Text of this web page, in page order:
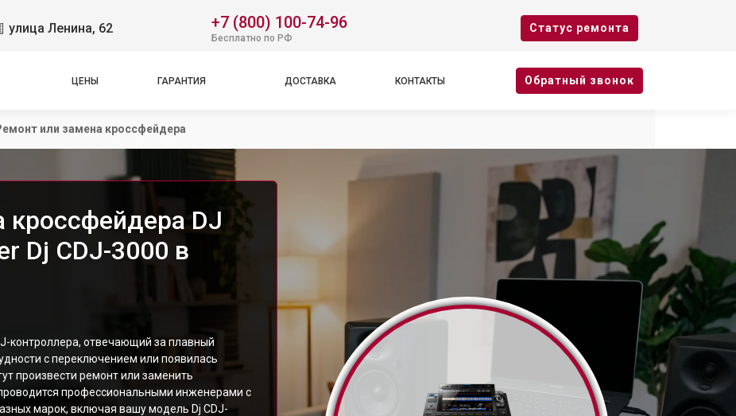
улица Ленина, 62 +7 (800) 100-74-96
Бесплатно по РФ
Cтатус ремонта
ЦЕНЫ ГАРАНТИЯ ДОСТАВКА КОНТАКТЫ Oбратный звонок
или замена кроссфейдера
кроссфейдера DJ
Dj CDJ-3000 в
контроллера, отвечающий за плавный
с переключением или появилась
произвести ремонт или заменить
профессиональными инженерами с
марок, включая вашу модель Dj CDJ-